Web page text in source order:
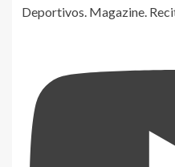
Deportivos. Magazine.